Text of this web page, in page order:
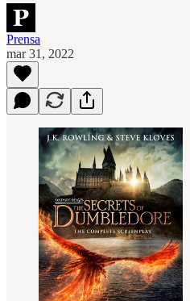
Prensa
mar 31, 2022